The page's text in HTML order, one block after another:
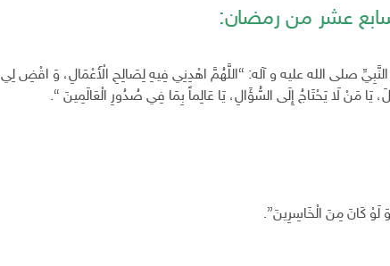
عشر من رمضان:
صلى الله عليه و آله: “اللَّهُمَّ اهْدِنِي فِيهِ لِصَالِحِ الْأَعْمَالِ، وَ اقْضِ لِي
يَا مَنْ لَا يَحْتَاجُ إِلَى السُّؤَالِ، يَا عَالِماً بِمَا فِي صُدُورِ الْعَالَمِينَ “.
لَوْ كَانَ مِنَ الْخَاسِرِينَ”.